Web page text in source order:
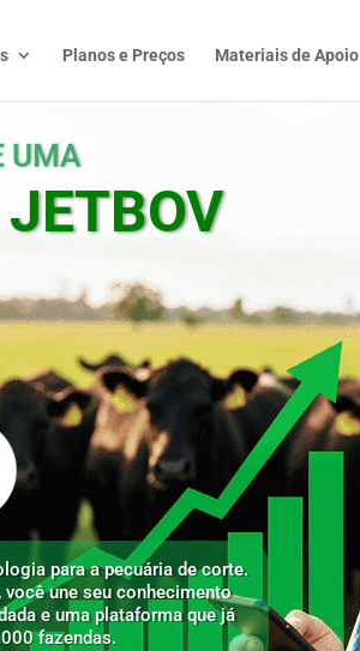
Planos e Preços Materiais de Apoio
UMA
para a pecuária de corte.
une seu conhecimento
e uma plataforma que já
fazendas.